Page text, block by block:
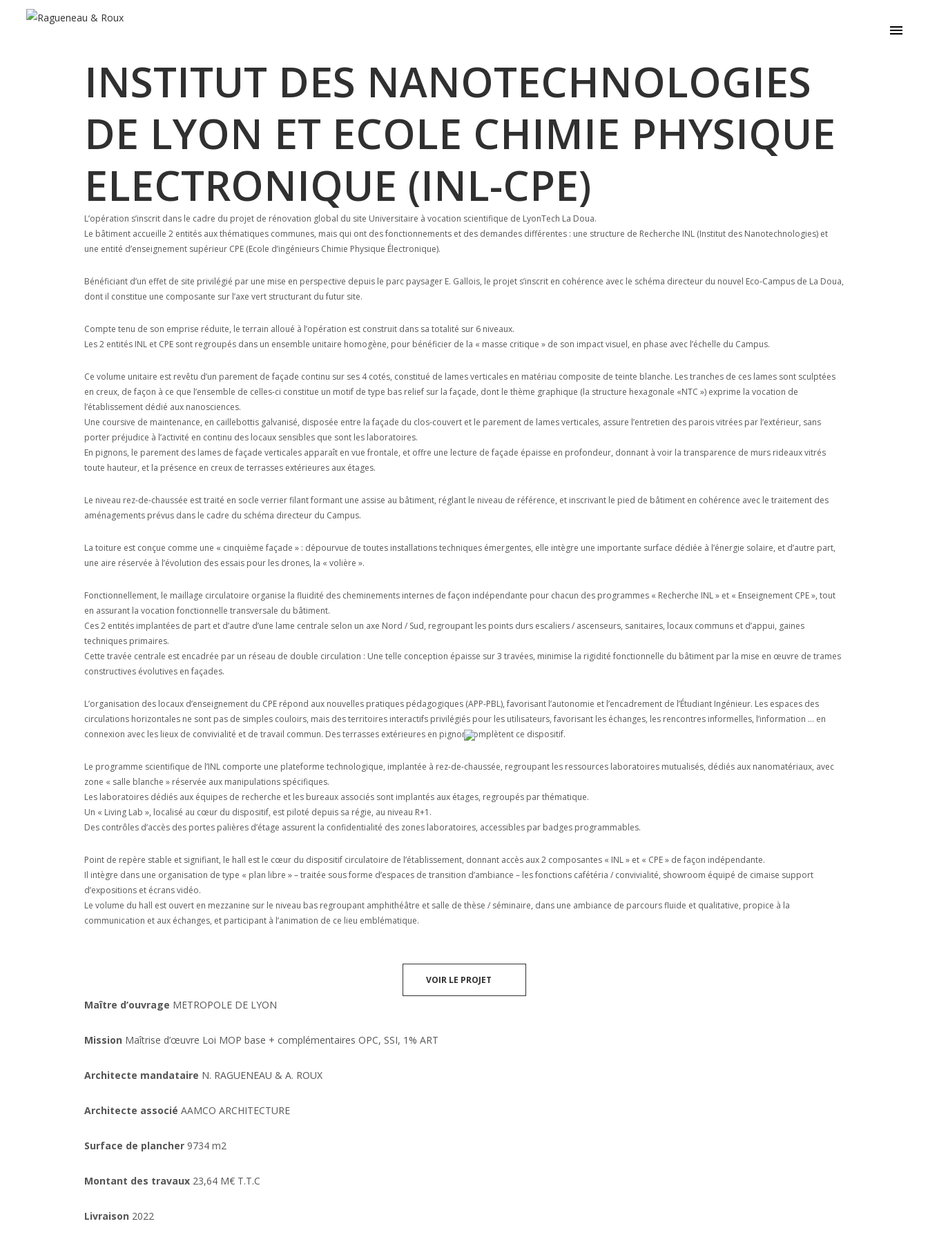
INSTITUT DES NANOTECHNOLOGIES
DE LYON ET ECOLE CHIMIE PHYSIQUE
ELECTRONIQUE (INL-CPE)
L’opération s’inscrit dans le cadre du projet de rénovation global du site Universitaire à vocation scientifique de LyonTech La Doua.
Le bâtiment accueille 2 entités aux thématiques communes, mais qui ont des fonctionnements et des demandes différentes : une structure de Recherche INL (Institut des Nanotechnologies) et
une entité d’enseignement supérieur CPE (Ecole d’ingénieurs Chimie Physique Électronique).
Bénéficiant d’un effet de site privilégié par une mise en perspective depuis le parc paysager E. Gallois, le projet s’inscrit en cohérence avec le schéma directeur du nouvel Eco-Campus de La Doua,
dont il constitue une composante sur l’axe vert structurant du futur site.
Compte tenu de son emprise réduite, le terrain alloué à l’opération est construit dans sa totalité sur 6 niveaux.
Les 2 entités INL et CPE sont regroupés dans un ensemble unitaire homogène, pour bénéficier de la « masse critique » de son impact visuel, en phase avec l’échelle du Campus.
Ce volume unitaire est revêtu d’un parement de façade continu sur ses 4 cotés, constitué de lames verticales en matériau composite de teinte blanche. Les tranches de ces lames sont sculptées
en creux, de façon à ce que l’ensemble de celles-ci constitue un motif de type bas relief sur la façade, dont le thème graphique (la structure hexagonale «NTC ») exprime la vocation de
l’établissement dédié aux nanosciences.
Une coursive de maintenance, en caillebottis galvanisé, disposée entre la façade du clos-couvert et le parement de lames verticales, assure l’entretien des parois vitrées par l’extérieur, sans
porter préjudice à l’activité en continu des locaux sensibles que sont les laboratoires.
En pignons, le parement des lames de façade verticales apparaît en vue frontale, et offre une lecture de façade épaisse en profondeur, donnant à voir la transparence de murs rideaux vitrés
toute hauteur, et la présence en creux de terrasses extérieures aux étages.
Le niveau rez-de-chaussée est traité en socle verrier filant formant une assise au bâtiment, réglant le niveau de référence, et inscrivant le pied de bâtiment en cohérence avec le traitement des
aménagements prévus dans le cadre du schéma directeur du Campus.
La toiture est conçue comme une « cinquième façade » : dépourvue de toutes installations techniques émergentes, elle intègre une importante surface dédiée à l’énergie solaire, et d’autre part,
une aire réservée à l’évolution des essais pour les drones, la « volière ».
Fonctionnellement, le maillage circulatoire organise la fluidité des cheminements internes de façon indépendante pour chacun des programmes « Recherche INL » et « Enseignement CPE », tout
en assurant la vocation fonctionnelle transversale du bâtiment.
Ces 2 entités implantées de part et d’autre d’une lame centrale selon un axe Nord / Sud, regroupant les points durs escaliers / ascenseurs, sanitaires, locaux communs et d’appui, gaines
techniques primaires.
Cette travée centrale est encadrée par un réseau de double circulation : Une telle conception épaisse sur 3 travées, minimise la rigidité fonctionnelle du bâtiment par la mise en œuvre de trames
constructives évolutives en façades.
L’organisation des locaux d’enseignement du CPE répond aux nouvelles pratiques pédagogiques (APP-PBL), favorisant l’autonomie et l’encadrement de l’Étudiant Ingénieur. Les espaces des
circulations horizontales ne sont pas de simples couloirs, mais des territoires interactifs privilégiés pour les utilisateurs, favorisant les échanges, les rencontres informelles, l’information … en
connexion avec les lieux de convivialité et de travail commun. Des terrasses extérieures en pignon complètent ce dispositif.
Le programme scientifique de l’INL comporte une plateforme technologique, implantée à rez-de-chaussée, regroupant les ressources laboratoires mutualisés, dédiés aux nanomatériaux, avec
zone « salle blanche » réservée aux manipulations spécifiques.
Les laboratoires dédiés aux équipes de recherche et les bureaux associés sont implantés aux étages, regroupés par thématique.
Un « Living Lab », localisé au cœur du dispositif, est piloté depuis sa régie, au niveau R+1.
Des contrôles d’accès des portes palières d’étage assurent la confidentialité des zones laboratoires, accessibles par badges programmables.
Point de repère stable et signifiant, le hall est le cœur du dispositif circulatoire de l’établissement, donnant accès aux 2 composantes « INL » et « CPE » de façon indépendante.
Il intègre dans une organisation de type « plan libre » – traitée sous forme d’espaces de transition d’ambiance – les fonctions cafétéria / convivialité, showroom équipé de cimaise support
d’expositions et écrans vidéo.
Le volume du hall est ouvert en mezzanine sur le niveau bas regroupant amphithéâtre et salle de thèse / séminaire, dans une ambiance de parcours fluide et qualitative, propice à la
communication et aux échanges, et participant à l’animation de ce lieu emblématique.
VOIR LE PROJET
Maître d’ouvrage METROPOLE DE LYON
Mission Maîtrise d’œuvre Loi MOP base + complémentaires OPC, SSI, 1% ART
Architecte mandataire N. RAGUENEAU & A. ROUX
Architecte associé AAMCO ARCHITECTURE
Surface de plancher 9734 m2
Montant des travaux 23,64 M€ T.T.C
Livraison 2022